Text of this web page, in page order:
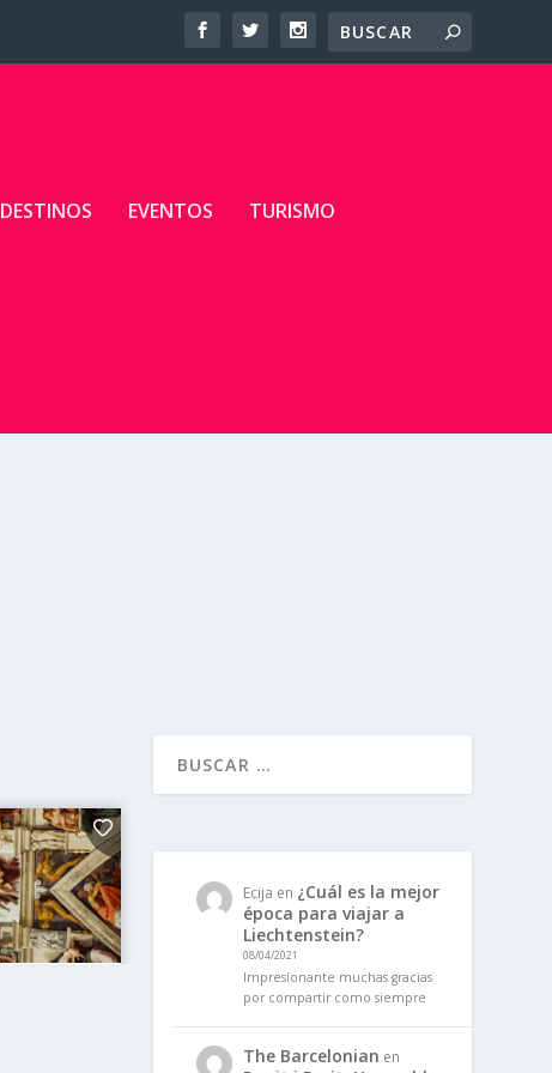
DESTINOS EVENTOS TURISMO
Ecija en ¿Cuál es la mejor
época para viajar a
Liechtenstein?
08/04/2021
Impresionante muchas gracias
por compartir como siempre
The Barcelonian en